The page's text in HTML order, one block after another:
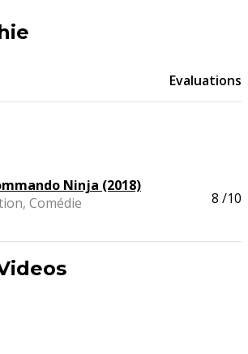
Evaluations
Ninja (2018)
Comédie
8 /10